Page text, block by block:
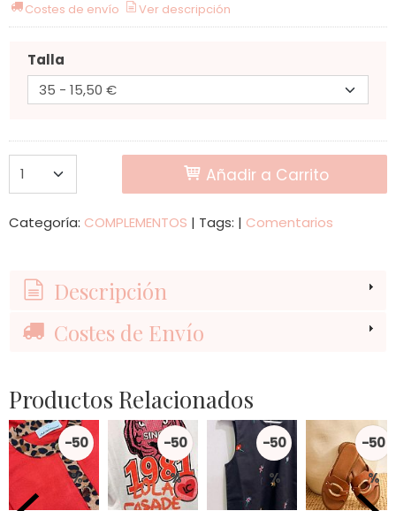
Costes de envío Ver descripción
Talla
Añadir a Carrito
Categoría: COMPLEMENTOS | Tags: | Comentarios
Descripción
Costes de Envío
Productos Relacionados
-50
%
-50
%
-50
%
-50
%